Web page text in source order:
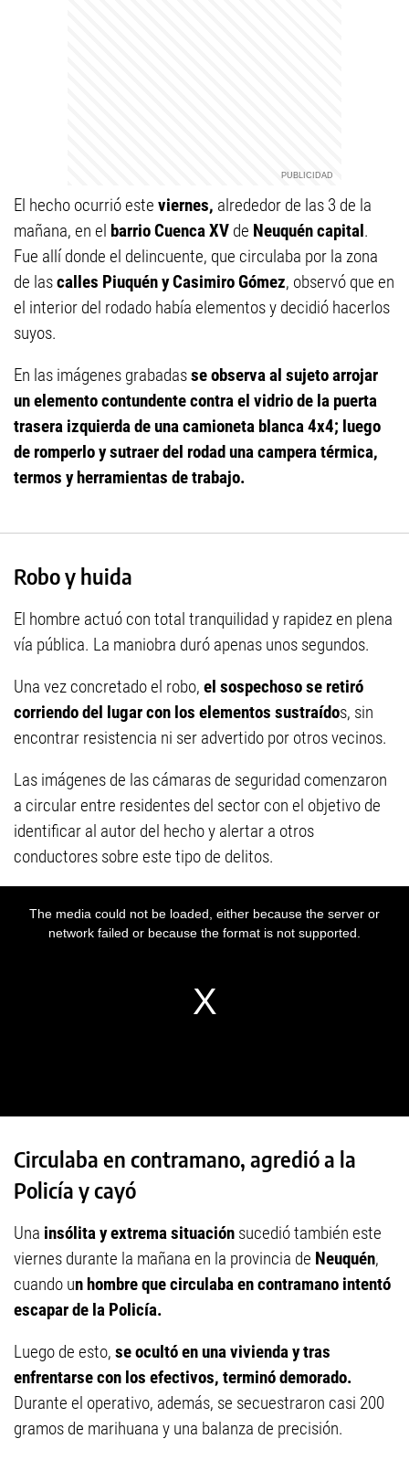
El hecho ocurrió este viernes, alrededor de las 3 de la
mañana, en el barrio Cuenca XV de Neuquén capital.
Fue allí donde el delincuente, que circulaba por la zona
de lascalles Piuquén y Casimiro Gómez, observó que en
el interior del rodado había elementos y decidió hacerlos
suyos.
En las imágenes grabadasse observa al sujeto arrojar
un elemento contundente contra el vidrio de la puerta
trasera izquierda de una camioneta blanca 4x4; luego
de romperlo y sutraer del rodad una campera térmica,
termos y herramientas de trabajo.
Robo y huida
El hombre actuó con total tranquilidad y rapidez en plena
vía pública. La maniobra duró apenas unos segundos.
Una vez concretado el robo, el sospechoso se retiró
corriendo del lugar con los elementos sustraídos, sin
encontrar resistencia ni ser advertido por otros vecinos.
Las imágenes de las cámaras de seguridad comenzaron
a circular entre residentes del sector con el objetivo de
identificar al autor del hecho y alertar a otros
conductores sobre este tipo de delitos.
Circulaba en contramano, agredió a la
Policía y cayó
Una insólita y extrema situación sucedió también este
viernes durante la mañana en la provincia de Neuquén,
cuando un hombre que circulaba en contramano intentó
escapar de la Policía.
Luego de esto, se ocultó en una vivienda y tras
enfrentarse con los efectivos, terminó demorado.
Durante el operativo, además, se secuestraron casi 200
gramos de marihuana y una balanza de precisión.